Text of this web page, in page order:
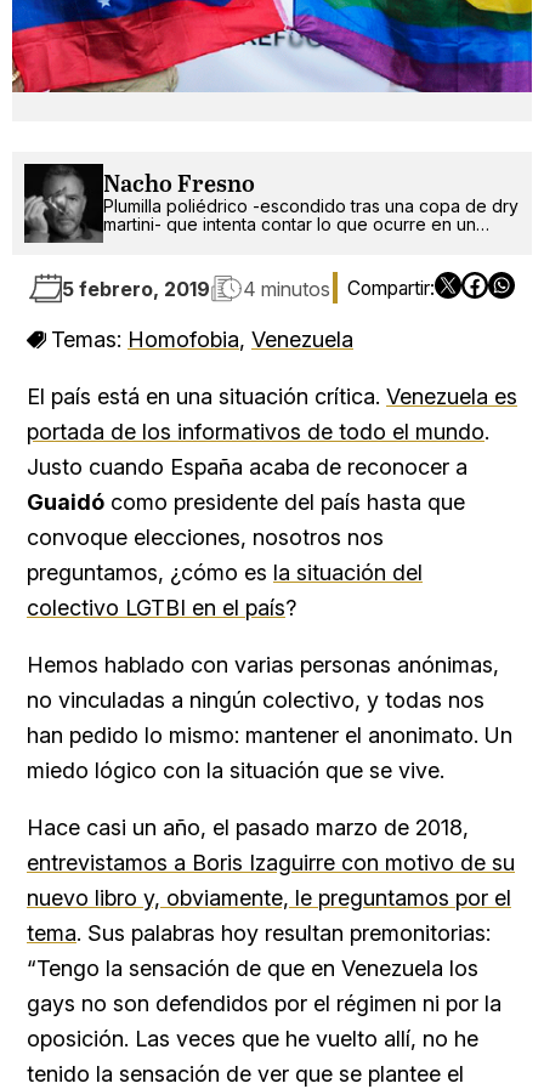
Nacho Fresno
Plumilla poliédrico -escondido tras una copa de dry
martini- que intenta contar lo que ocurre en un
5 febrero, 2019 4 minutos
Temas: Homofobia, Venezuela
El país está en una situación crítica. Venezuela es
portada de los informativos de todo el mundo.
Justo cuando España acaba de reconocer a
Guaidó como presidente del país hasta que
convoque elecciones, nosotros nos
preguntamos, ¿cómo es la situación del
colectivo LGTBI en el país?
Hemos hablado con varias personas anónimas,
no vinculadas a ningún colectivo, y todas nos
han pedido lo mismo: mantener el anonimato. Un
miedo lógico con la situación que se vive.
Hace casi un año, el pasado marzo de 2018,
entrevistamos a Boris Izaguirre con motivo de su
nuevo libro y, obviamente, le preguntamos por el
tema. Sus palabras hoy resultan premonitorias:
“Tengo la sensación de que en Venezuela los
gays no son defendidos por el régimen ni por la
oposición. Las veces que he vuelto allí, no he
tenido la sensación de ver que se plantee el